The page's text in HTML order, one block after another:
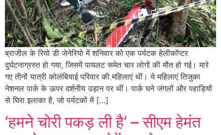
ब्राजील के रियो डी जेनेरियो में शनिवार को एक पर्यटक हेलीकॉप्टर
दुर्घटनाग्रस्त हो गया, जिसमें पायलट समेत चार लोगों की मौत हो गई। मारे
गए तीनों यात्री कोलंबियाई परिवार की महिलाएं थीं। ये महिलाएं तिजुका
नेशनल पार्क के ऊपर दर्शनीय उड़ान पर थीं। पार्क घने जंगलों और पहाड़ियों
से घिरा इलाका है, जो पर्यटकों में […]
‘हमने चोरी पकड़ ली है’ – सीएम हेमंत